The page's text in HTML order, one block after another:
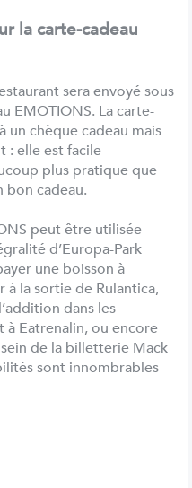
la carte-cadeau
sera envoyé sous
EMOTIONS. La carte-
un chèque cadeau mais
: elle est facile
plus pratique que
bon cadeau.
peut être utilisée
d’Europa-Park
une boisson à
à la sortie de Rulantica,
dans les
à Eatrenalin, ou encore
de la billetterie Mack
sont innombrables